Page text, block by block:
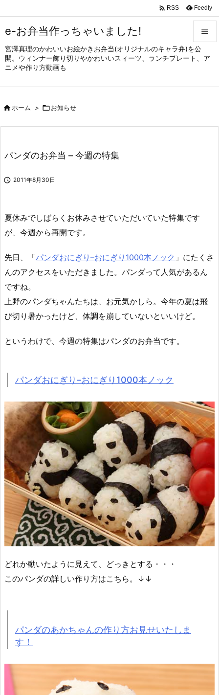
e-お弁当作っちゃいました!
宮澤真理のかわいいお絵かきお弁当(オリジナルのキャラ弁)を公
開。ウィンナー飾り切りやかわいいスィーツ、ランチプレート、ア
ニメや作り方動画も


メニュ
サイド

 RSS Feedly
ホーム > お知らせ
パンダのお弁当 – 今週の特集
 2011年8月30日
夏休みでしばらくお休みさせていただいていた特集です
が、今週から再開です。
先日、「パンダおにぎり–おにぎり1000本ノック 」にたくさ
んのアクセスをいただきました。パンダって人気があるん
ですね。
上野のパンダちゃんたちは、お元気かしら。今年の夏は飛
び切り暑かったけど、体調を崩していないといいけど。
というわけで、今週の特集はパンダのお弁当です。
パンダおにぎり–おにぎり1000本ノック
どれか動いたように見えて、どっきとする・・・
このパンダの詳しい作り方はこちら。↓↓
パンダのあかちゃんの作り方お見せいたしま
す！